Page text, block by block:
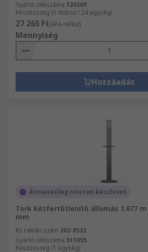
Gyártó cikkszáma 120269
Részösszeg (1 doboz / 24 egység)
27 265 Ft(ÁFA nélkül)
Mennyiség
Hozzáadás
Átmenetileg nincsen készleten
Tork Kézfertőtlenítő állomás 1.677 m
mm
RS raktári szám 202-8532
Gyártó cikkszáma 511055
Részösszeg (1 egység)